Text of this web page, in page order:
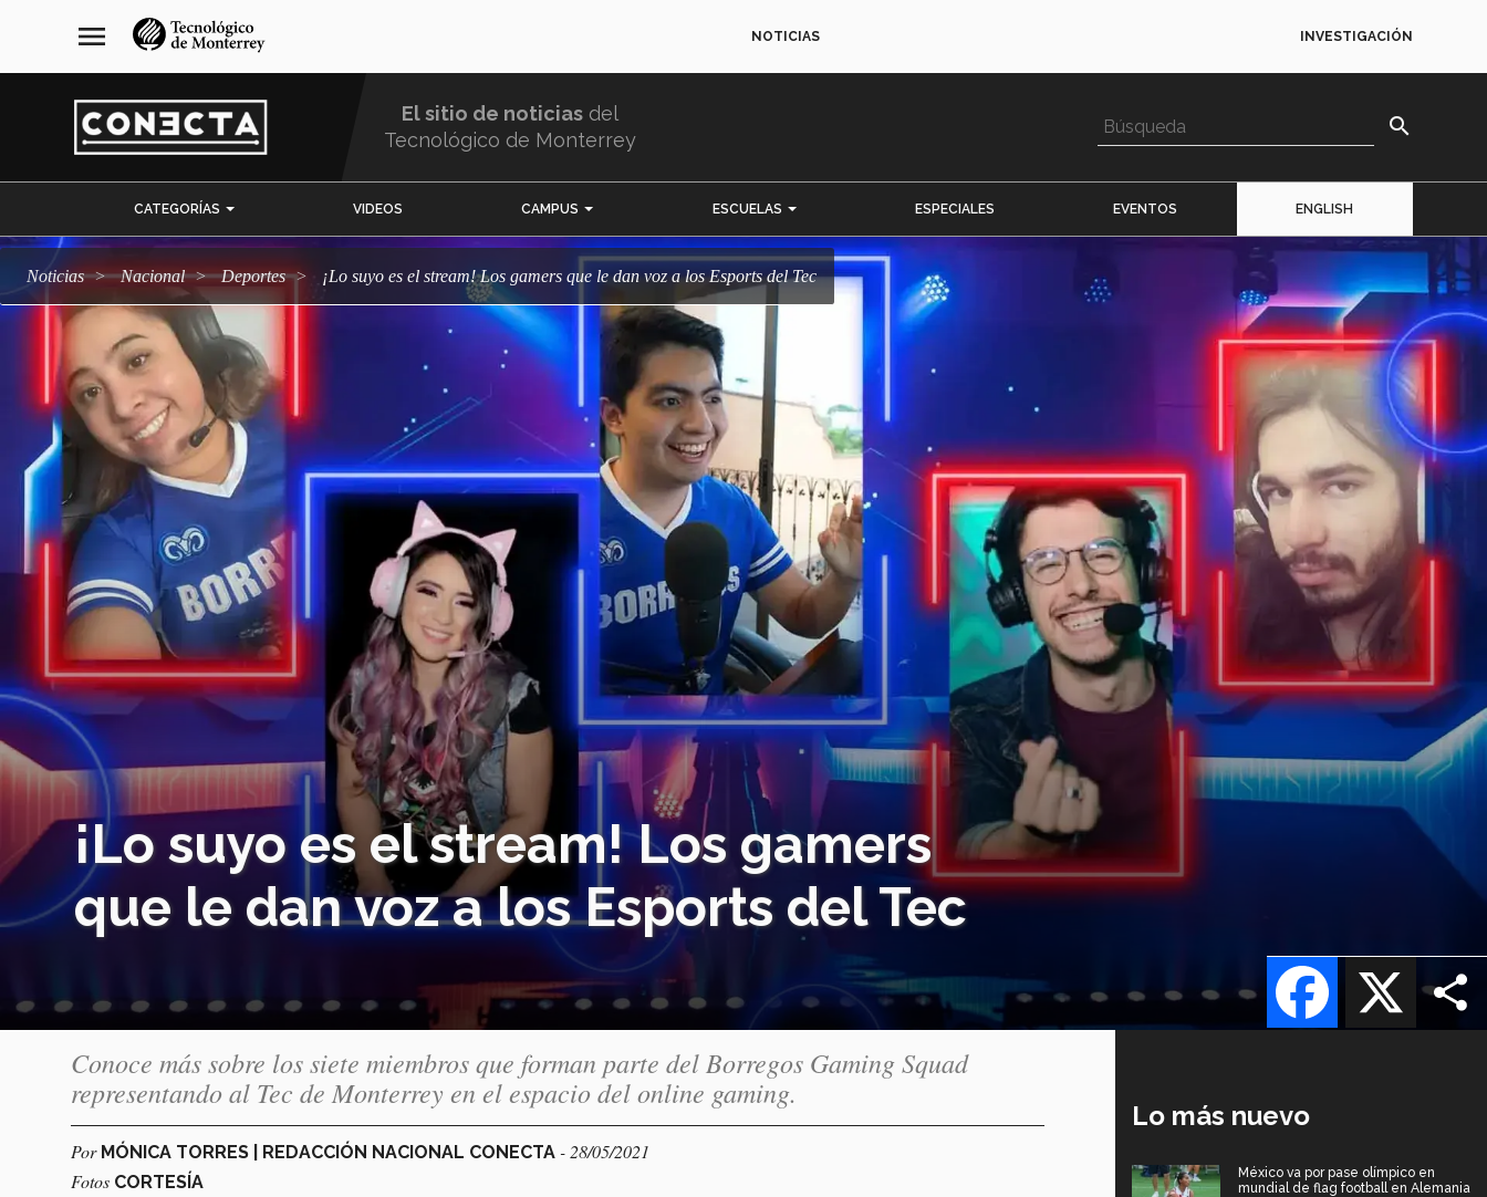
navegación
principal
menu NOTICIAS INVESTIGACIÓN
El sitio de noticias del
Tecnológico de Monterrey
search
CATEGORÍAS VIDEOS CAMPUS ESCUELAS ESPECIALES EVENTOS ENGLISH
Noticias Nacional deportes ¡Lo suyo es el stream! Los gamers que le dan voz a los Esports del Tec
¡Lo suyo es el stream! Los gamers
que le dan voz a los Esports del Tec
X
Facebook
Conoce más sobre los siete miembros que forman parte del Borregos Gaming Squad
representando al Tec de Monterrey en el espacio del online gaming.
Por MÓNICA TORRES | REDACCIÓN NACIONAL CONECTA - 28/05/2021
Fotos CORTESÍA
Lo más nuevo
México va por pase olímpico en
mundial de flag football en Alemania